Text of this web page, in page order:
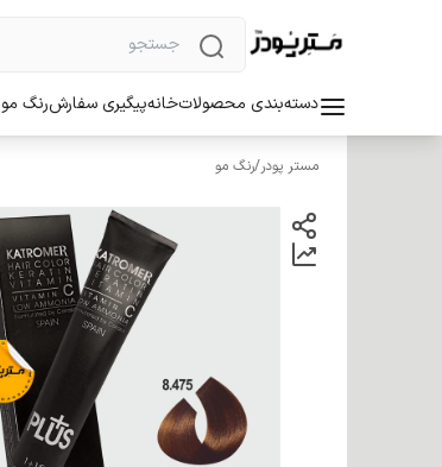
دسته‌بندی محصولاتخانهپیگیری سفارشرنگ مو
مستر پودر/رنگ مو